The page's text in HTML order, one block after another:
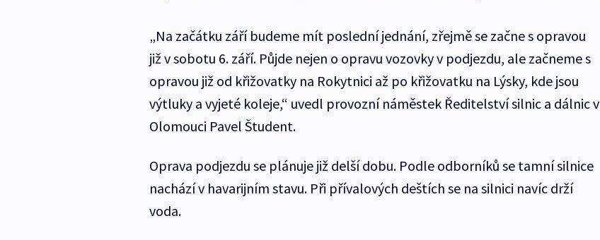
„Na začátku září budeme mít poslední jednání, zřejmě se začne s opravou
již v sobotu 6. září. Půjde nejen o opravu vozovky v podjezdu, ale začneme s
opravou již od křižovatky na Rokytnici až po křižovatku na Lýsky, kde jsou
výtluky a vyjeté koleje,“ uvedl provozní náměstek Ředitelství silnic a dálnic v
Olomouci Pavel Študent.
Oprava podjezdu se plánuje již delší dobu. Podle odborníků se tamní silnice
nachází v havarijním stavu. Při přívalových deštích se na silnici navíc drží
voda.